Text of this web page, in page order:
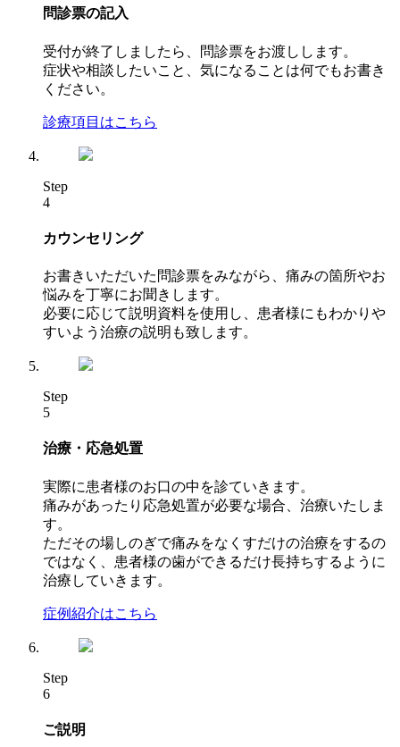
問診票の記入
受付が終了しましたら、問診票をお渡しします。
症状や相談したいこと、気になることは何でもお書き
ください。
診療項目はこちら
Step
4
カウンセリング
お書きいただいた問診票をみながら、痛みの箇所やお
悩みを丁寧にお聞きします。
必要に応じて説明資料を使用し、患者様にもわかりや
すいよう治療の説明も致します。
Step
5
治療・応急処置
実際に患者様のお口の中を診ていきます。
痛みがあったり応急処置が必要な場合、治療いたしま
す。
ただその場しのぎで痛みをなくすだけの治療をするの
ではなく、患者様の歯ができるだけ長持ちするように
治療していきます。
症例紹介はこちら
Step
6
ご説明